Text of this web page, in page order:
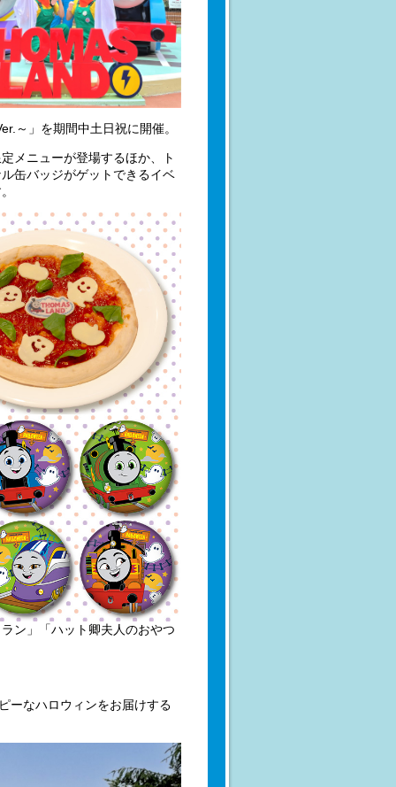
～」を期間中土日祝に開催。
メニューが登場するほか、ト
缶バッジがゲットできるイベ
ン」「ハット卿夫人のおやつ
ーなハロウィンをお届けする